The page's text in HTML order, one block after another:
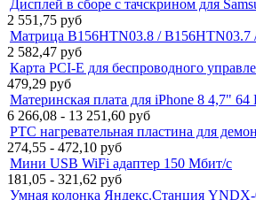
Дисплей в сборе с тачскрином для
2 551,75 руб
Матрица B156HTN03.8 / B156HTN03.7
2 582,47 руб
Карта PCI-E для беспроводного
479,29 руб
Материнская плата для iPhone 8 4,7" 64
6 266,08 - 13 251,60 руб
PTC нагревательная пластина для
274,55 - 472,10 руб
Мини USB WiFi адаптер 150 Мбит/с
181,05 - 321,62 руб
Умная колонка Яндекс.Станция